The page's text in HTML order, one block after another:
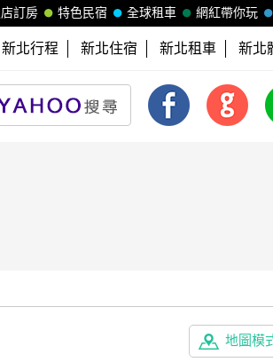
網紅帶你玩
全球租車
特色民宿
訂房
新北行程 新北住宿 新北租車 新北
地圖模